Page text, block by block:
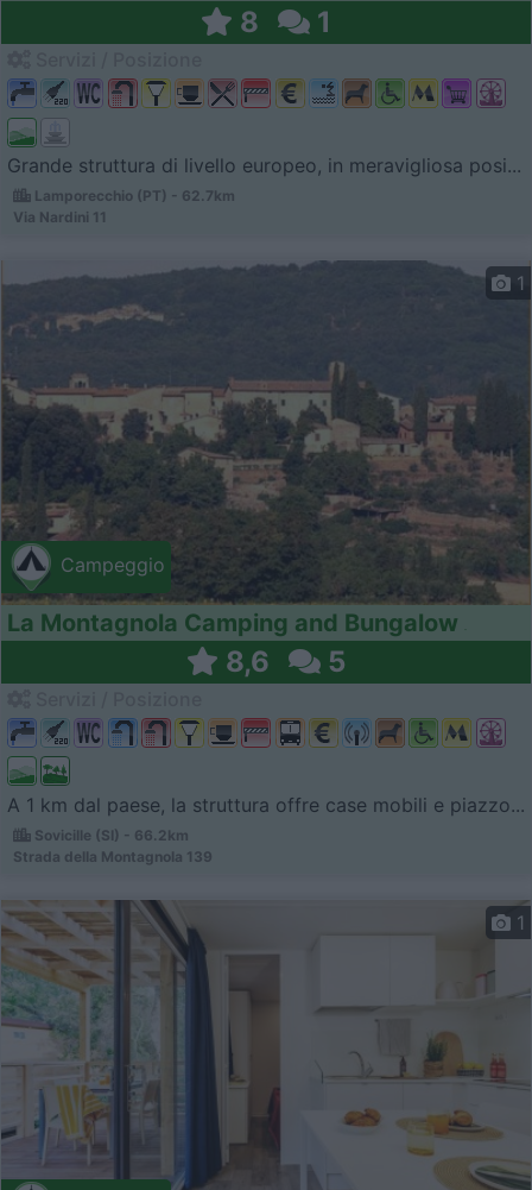
8 1
Grande struttura di livello europeo, in meravigliosa posi...
Lamporecchio (PT) - 62.7km
Via Nardini 11
Campeggio
1
La Montagnola Camping and Bungalow
8,6 5
A 1 km dal paese, la struttura offre case mobili e piazzo...
Sovicille (SI) - 66.2km
Strada della Montagnola 139
1